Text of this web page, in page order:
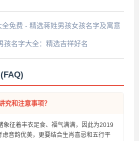
免费 - 精选蒋姓男孩女孩名字及寓意
孩名字大全：精选吉祥好名
究和注意事项？
象征着丰衣足食、福气满满，因此为2019
音韵优美，更要结合生肖喜忌和五行平